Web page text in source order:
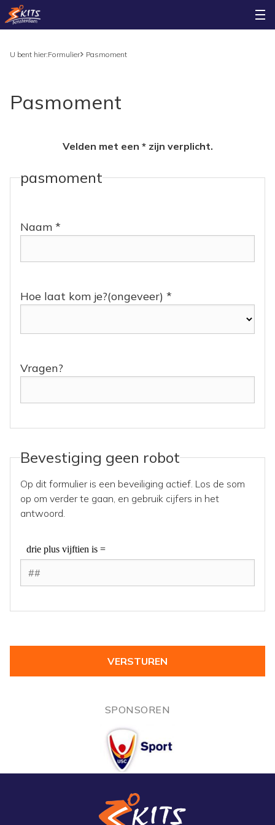
U bent hier:Formulier Pasmoment
Pasmoment
Velden met een * zijn verplicht.
pasmoment
Naam *
Hoe laat kom je?(ongeveer) *
Vragen?
Bevestiging geen robot
Op dit formulier is een beveiliging actief. Los de som
op om verder te gaan, en gebruik cijfers in het
antwoord.
SPONSOREN